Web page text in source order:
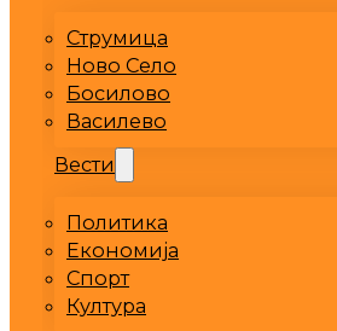
Струмица
Ново Село
Босилово
Василево
Вести
Политика
Економија
Спорт
Култура